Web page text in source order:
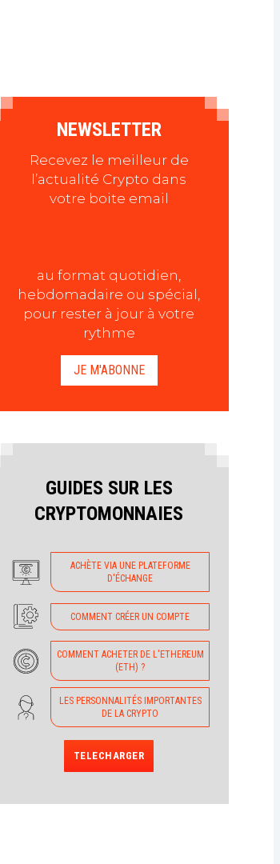
NEWSLETTER
Recevez le meilleur de
l’actualité Crypto dans
votre boite email
au format quotidien,
hebdomadaire ou spécial,
pour rester à jour à votre
rythme
JE M'ABONNE
GUIDES SUR LES
CRYPTOMONNAIES
ACHÈTE VIA UNE PLATEFORME
D'ÉCHANGE
COMMENT CRÉER UN COMPTE
COMMENT ACHETER DE L'ETHEREUM
(ETH) ?
LES PERSONNALITÉS IMPORTANTES
DE LA CRYPTO
TELECHARGER